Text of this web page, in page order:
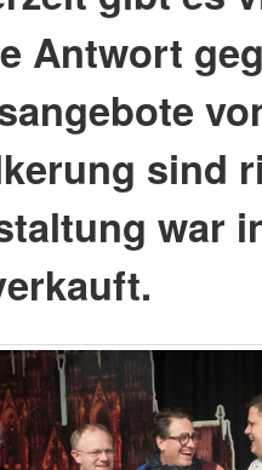
Antwort
sind
war